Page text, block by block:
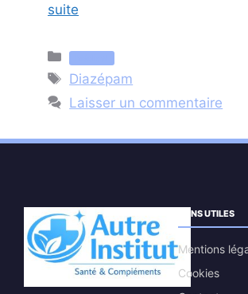
suite
Catégories
Étiquettes
Diazépam
Laisser un commentaire
LIENS UTILES
Mentions
Cookies